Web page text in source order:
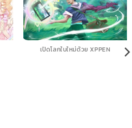
เปิดโลกใบใหม่ด้วย XPPEN